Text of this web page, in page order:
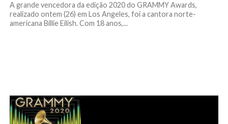
A grande vencedora da edição 2020 do GRAMMY Awards,
realizado ontem (26) em Los Angeles, foi a cantora norte-
americana Billie Eilish. Com 18 anos,...